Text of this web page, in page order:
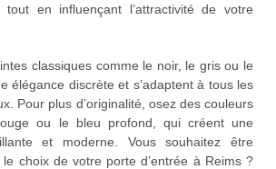
tout en influençant l’attractivité de votre
classiques comme le noir, le gris ou le
élégance discrète et s’adaptent à tous les
Pour plus d’originalité, osez des couleurs
ou le bleu profond, qui créent une
et moderne. Vous souhaitez être
choix de votre porte d’entrée à Reims ?